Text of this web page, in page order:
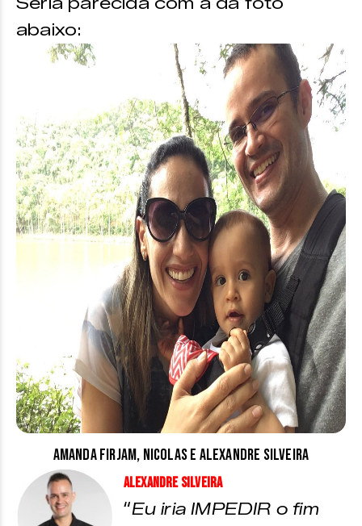
abaixo:
Amanda Firjam, Nicolas e Alexandre Silveira
Alexandre Silveira
“Eu iria IMPEDIR o fim